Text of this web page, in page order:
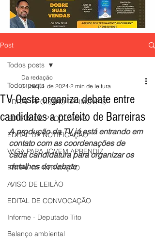
Post
Todos posts
EDITAL REGISTRO DE IMÓVEIS
EDITAIS DE PROCLAMAS
EDITAL DE NOTIFICAÇÃO
VAGA PARA JOVEM APRENDIZ
EDITAL DE INTIMAÇÃO
AVISO DE LEILÃO
EDITAL DE CONVOCAÇÃO
Informe - Deputado Tito
Balanço ambiental
Todos posts
TV Oeste organiza debate entre
candidatos a prefeito de Barreiras
Da redação
31 de jul. de 2024 2 min de leitura
A produção da TV já está entrando em
contato com as coordenações de
cada candidatura para organizar os
detalhes do debate